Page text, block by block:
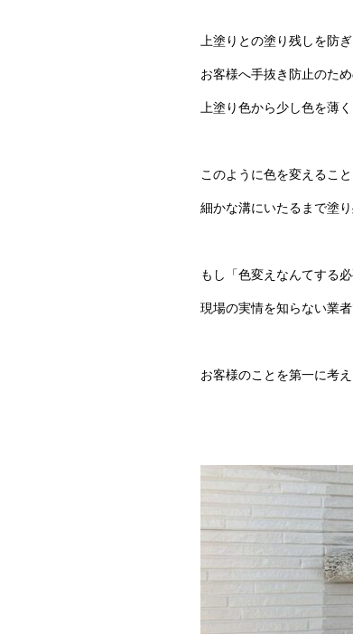
上塗りとの塗り残しを防ぎ
お客様へ手抜き防止のた
上塗り色から少し色を薄
このように色を変えること
細かな溝にいたるまで塗
もし「色変えなんてする
現場の実情を知らない業
お客様のことを第一に考